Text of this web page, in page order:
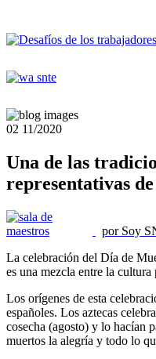
02 11/2020
Una de las
representativas
por Soy
La celebración del Día de
es una mezcla entre la
Los orígenes de esta
españoles. Los aztecas
cosecha (agosto) y lo hacían
muertos la alegría y todo lo